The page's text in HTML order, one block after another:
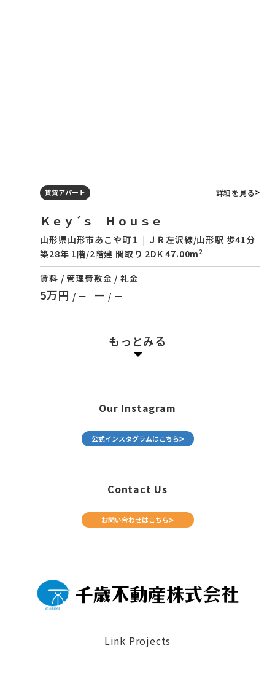
賃貸アパート 詳細を見る
Ｋｅｙ´ｓ Ｈｏｕｓｅ
山形県山形市あこや町１ | ＪＲ左沢線/山形駅 歩41分
築28年 1階/2階建 間取り 2DK 47.00m 2
賃料 / 管理費
5万円 / ー
敷金 / 礼金
ー / ー
もっとみる
Our Instagram
公式インスタグラムはこちら
Contact Us
お問い合わせはこちら
Link Projects